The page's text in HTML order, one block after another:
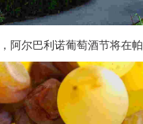
阿尔巴利诺葡萄酒节将在
罗布尔斯举办